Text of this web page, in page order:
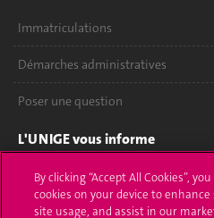
Immatriculations
Démarches administratives
Poser une question
L'UNIGE vous informe
UNIGE Mobile
Médias
By clicking “Accept All Cookies”,
cookies on your device to
site usage, and assist in our